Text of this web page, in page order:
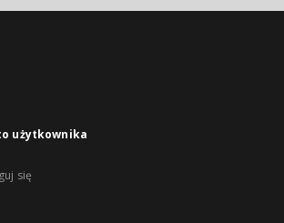
użytkownika
się